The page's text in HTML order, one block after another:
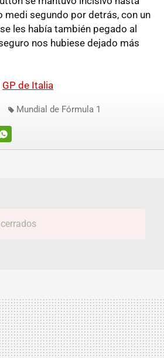
medi segundo por detrás, con un
les había también pegado al
nos hubiese dejado más
GP de Italia
Mundial de Fórmula 1